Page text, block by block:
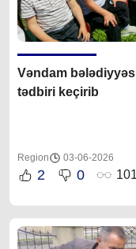
Vəndam
tədbiri keçirib
Region 03-06-2026
2 0